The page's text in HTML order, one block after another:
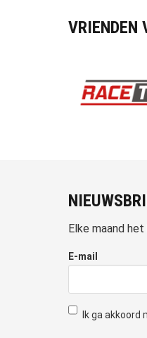
VRIENDEN
Elke maand
E-mail
Ik ga akkoord